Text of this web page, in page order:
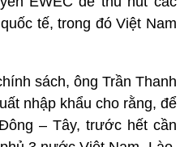
tế, trong đó Việt Nam
sách, ông Trần Thanh
nhập khẩu cho rằng, để
– Tây, trước hết cần